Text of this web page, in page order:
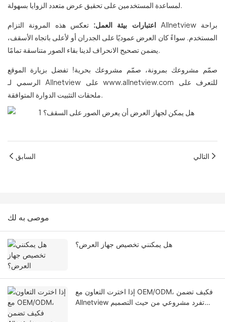
لمساعدة المستخدمين على تحقيق عرض متعدد الزوايا بسهولة.
اعتبارات بيئة العمل: تعكس هذه المرونة التزام Allnetview براحة
المستخدم. سواءً كان العرض عموديًا على الجدران أو لأعلى باتجاه الأسقف،
يضمن تصحيح الانحراف لدينا بقاء الصور متناسقة تمامًا.
صمّم مشروعك بمرونة، صمّم مشروعك بحرية! تفضل بزيارة الموقع
الرسمي لـ Allnetview على www.allnetview.com للتعرف على
ملحقات التثبيت الدوارة المتوافقة.
السابق التالي
موصى به لك
هل يمكنني تخصيص جهاز العرض؟
إذا اخترت التعاون مع OEM/ODM، فكيف تضمن
Allnetview تفرد مشروعي من حيث التصميم